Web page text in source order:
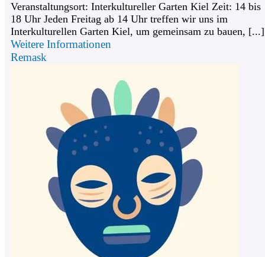
Veranstaltungsort: Interkultureller Garten Kiel Zeit: 14 bis
18 Uhr Jeden Freitag ab 14 Uhr treffen wir uns im
Interkulturellen Garten Kiel, um gemeinsam zu bauen, [...]
Weitere Informationen
Remask